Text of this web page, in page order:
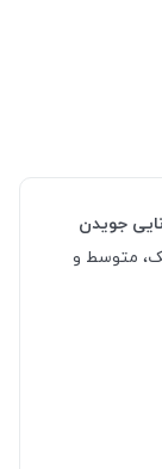
جویدن
متوسط و